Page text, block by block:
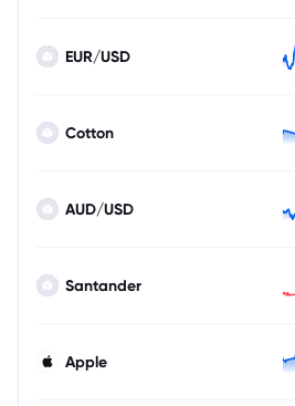
EUR/USD
Cotton
AUD/USD
Santander
Apple